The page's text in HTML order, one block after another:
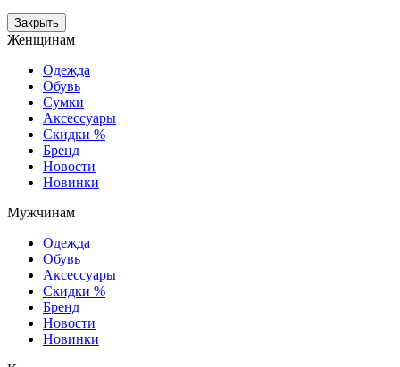
Закрыть
Женщинам
Одежда
Обувь
Сумки
Аксессуары
Скидки %
Бренд
Новости
Новинки
Мужчинам
Одежда
Обувь
Аксессуары
Скидки %
Бренд
Новости
Новинки